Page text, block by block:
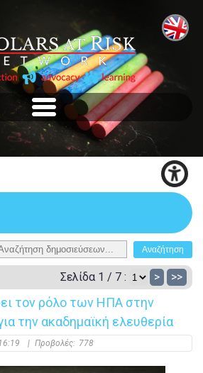
Σελίδα 1 / 7 : > >>
τον ρόλο των ΗΠΑ στην
την ακαδημαϊκή ελευθερία
| Προβολές: 778